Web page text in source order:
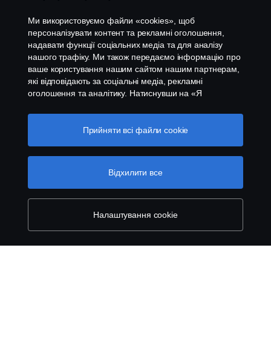
Продукція
Ми використовуємо файли «cookies», щоб
персоналізувати контент та рекламні оголошення,
надавати функції соціальних медіа та для аналізу
нашого трафіку. Ми також передаємо інформацію про
ваше користування нашим сайтом нашим партнерам,
які відповідають за соціальні медіа, рекламні
оголошення та аналітику. Натиснувши на «Я
згоду на використання всіх файлів cookies та на
передачу інформації. Ви також можете керувати
ми використовуємо файли cookie, відвідайте сторінку
про cookie на нашому сайті, натиснувши на посилання
під цим текстом. Cookie policy
Налаштування cookie
Відхилити все
Прийняти всі файли сookie